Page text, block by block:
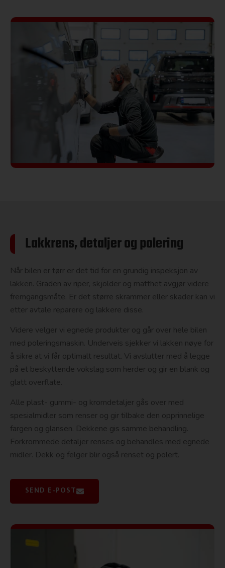
Lakkrens, detaljer og polering
Når bilen er tørr er det tid for en grundig inspeksjon av
lakken. Graden av riper, skjolder og matthet avgjør videre
fremgangsmåte. Er det større skrammer eller skader kan vi
etter avtale reparere og lakkere disse.
Videre velger vi egnede produkter og går over hele bilen
med poleringsmaskin. Underveis sjekker vi lakken nøye for
å sikre at vi får optimalt resultat. Vi avslutter med å legge
på et beskyttende vokslag som herder og gir en blank og
glatt overflate.
Alle plast- gummi- og kromdetaljer gås over med
spesialmidler som renser og gir tilbake den opprinnelige
fargen og glansen. Dekkene gis samme behandling.
Forkrommede detaljer renses og behandles med egnede
midler. Dekk og felger blir også renset og polert.
SEND E-POST